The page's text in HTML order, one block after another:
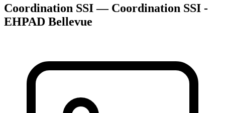
Coordination SSI — Coordination SSI -
EHPAD Bellevue